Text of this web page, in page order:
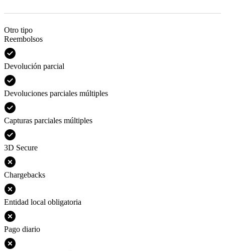
Otro tipo
Reembolsos
Devolución parcial
Devoluciones parciales múltiples
Capturas parciales múltiples
3D Secure
Chargebacks
Entidad local obligatoria
Pago diario